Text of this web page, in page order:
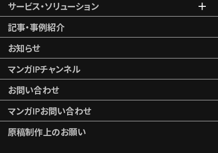
サービス・ソリューション
記事・事例紹介
お知らせ
マンガIPチャンネル
お問い合わせ
マンガIPお問い合わせ
原稿制作上のお願い